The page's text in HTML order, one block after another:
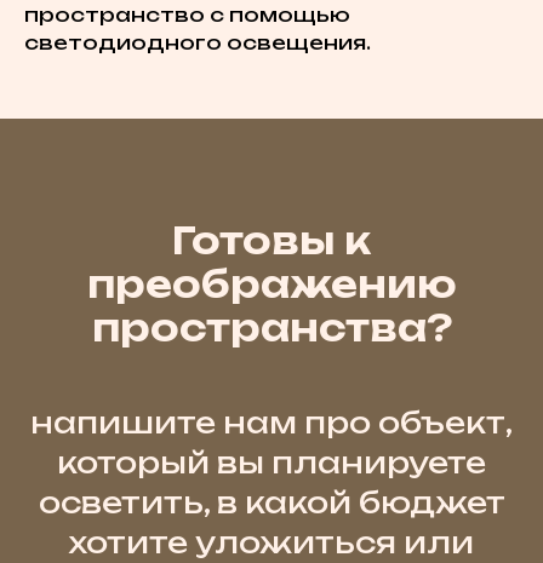
пространство с помощью
светодиодного освещения.
Готовы к
преображению
пространства?
напишите нам про объект,
который вы планируете
осветить, в какой бюджет
хотите уложиться или